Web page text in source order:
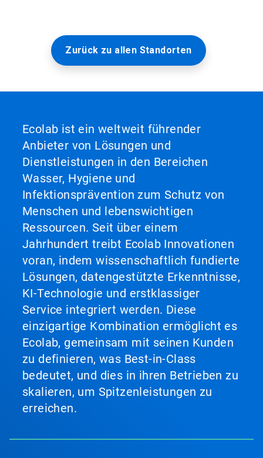
Zurück zu allen Standorten
Ecolab ist ein weltweit führender
Anbieter von Lösungen und
Dienstleistungen in den Bereichen
Wasser, Hygiene und
Infektionsprävention zum Schutz von
Menschen und lebenswichtigen
Ressourcen. Seit über einem
Jahrhundert treibt Ecolab Innovationen
voran, indem wissenschaftlich fundierte
Lösungen, datengestützte Erkenntnisse,
KI-Technologie und erstklassiger
Service integriert werden. Diese
einzigartige Kombination ermöglicht es
Ecolab, gemeinsam mit seinen Kunden
zu definieren, was Best-in-Class
bedeutet, und dies in ihren Betrieben zu
skalieren, um Spitzenleistungen zu
erreichen.